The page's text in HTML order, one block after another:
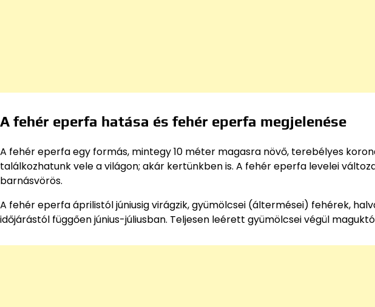
A fehér eperfa hatása és fehér eperfa megjelenése
A fehér eperfa egy formás, mintegy 10 méter magasra növő, terebélyes
találkozhatunk vele a világon; akár kertünkben is. A fehér eperfa levelei
barnásvörös.
A fehér eperfa áprilistól júniusig virágzik, gyümölcsei (áltermései) fehérek,
időjárástól függően június-júliusban. Teljesen leérett gyümölcsei végül